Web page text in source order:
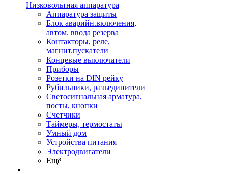
Низковольтная аппаратура
Аппаратура защиты
Блок аварийн.включения,
автом. ввода резерва
Контакторы, реле,
магнит.пускатели
Концевые выключатели
Приборы
Розетки на DIN рейку
Рубильники, разъединители
Светосигнальная арматура,
посты, кнопки
Счетчики
Таймеры, термостаты
Умный дом
Устройства питания
Электродвигатели
Ещё